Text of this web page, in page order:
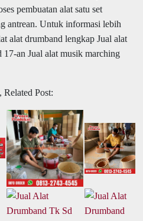
pembuatan alat satu set
antrean. Untuk informasi lebih
alat drumband lengkap Jual alat
an Jual alat musik marching
, Related Post: